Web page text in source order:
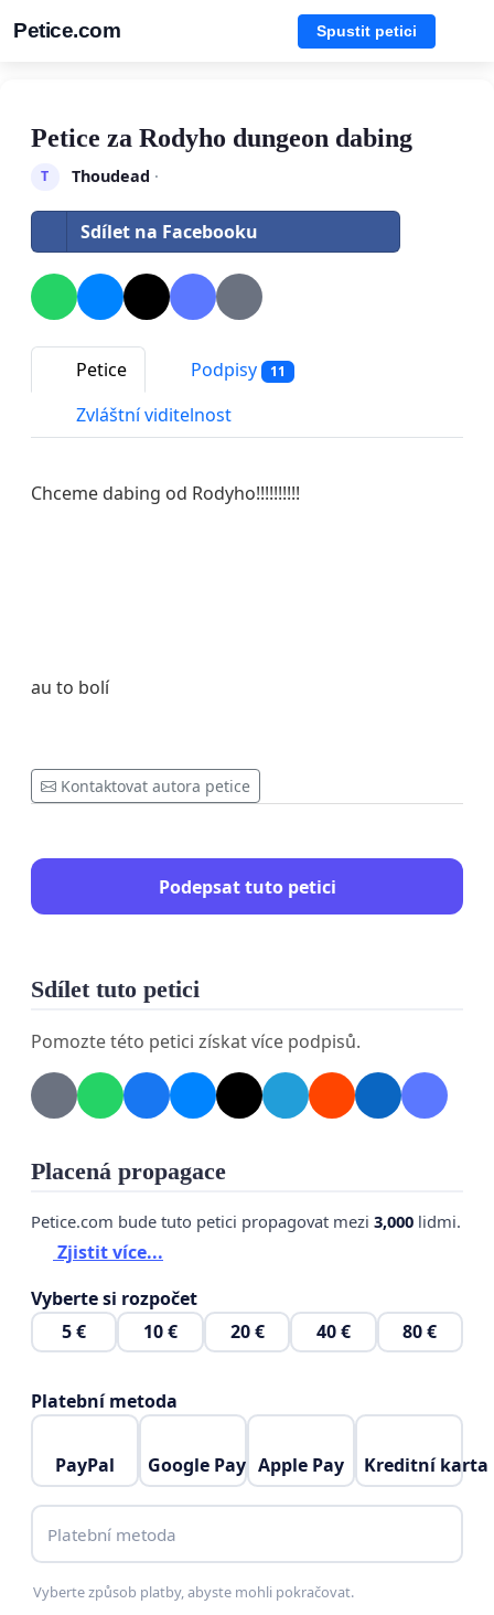
Petice.com Spustit petici
Petice za Rodyho dungeon dabing
T Thoudead ·
Sdílet na Facebooku
Petice Podpisy 11
Zvláštní viditelnost
Chceme dabing od Rodyho!!!!!!!!!!
au to bolí
Kontaktovat autora petice
Podepsat tuto petici
Sdílet tuto petici
Pomozte této petici získat více podpisů.
Placená propagace
Petice.com bude tuto petici propagovat mezi 3,000 lidmi.
Zjistit více...
Vyberte si rozpočet
5 €
10 € 20 € 40 € 80 €
Platební metoda
PayPal Google Pay Apple Pay Kreditní karta
Platební metoda
Vyberte způsob platby, abyste mohli pokračovat.